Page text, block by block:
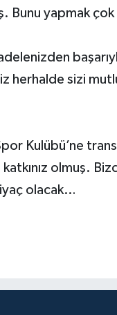
Bunu yapmak
sizi
Kulübü’ne
olmuş.
olacak…